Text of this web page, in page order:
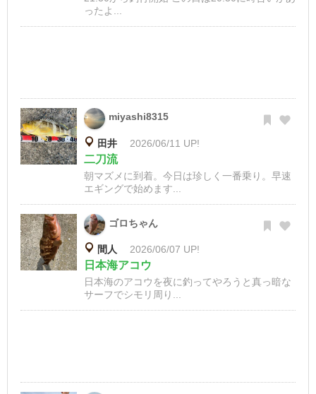
ったよ...
miyashi8315
田井 2026/06/11 UP!
二刀流
朝マズメに到着。今日は珍しく一番乗り。早速
エギングで始めます...
ゴロちゃん
間人 2026/06/07 UP!
日本海アコウ
日本海のアコウを夜に釣ってやろうと真っ暗な
サーフでシモリ周り...